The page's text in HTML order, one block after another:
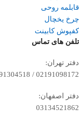
قابلمه روحی
چرخ یخچال
کفپوش کابینت
تلفن ‌های تماس
دفتر تهران:
02191098172 / 02191304518
دفتر اصفهان:
03134521862